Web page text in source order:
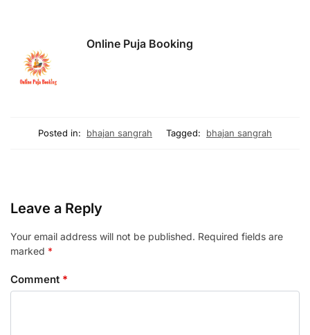
Online Puja Booking
Posted in: bhajan sangrah Tagged: bhajan sangrah
Leave a Reply
Your email address will not be published. Required fields are
marked *
Comment *